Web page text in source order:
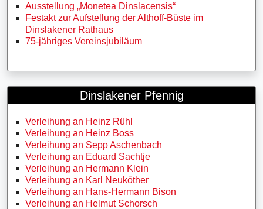
Ausstellung „Monetea Dinslacensis“
Festakt zur Aufstellung der Althoff-Büste im
Dinslakener Rathaus
75-jähriges Vereinsjubiläum
Dinslakener Pfennig
Verleihung an Heinz Rühl
Verleihung an Heinz Boss
Verleihung an Sepp Aschenbach
Verleihung an Eduard Sachtje
Verleihung an Hermann Klein
Verleihung an Karl Neuköther
Verleihung an Hans-Hermann Bison
Verleihung an Helmut Schorsch